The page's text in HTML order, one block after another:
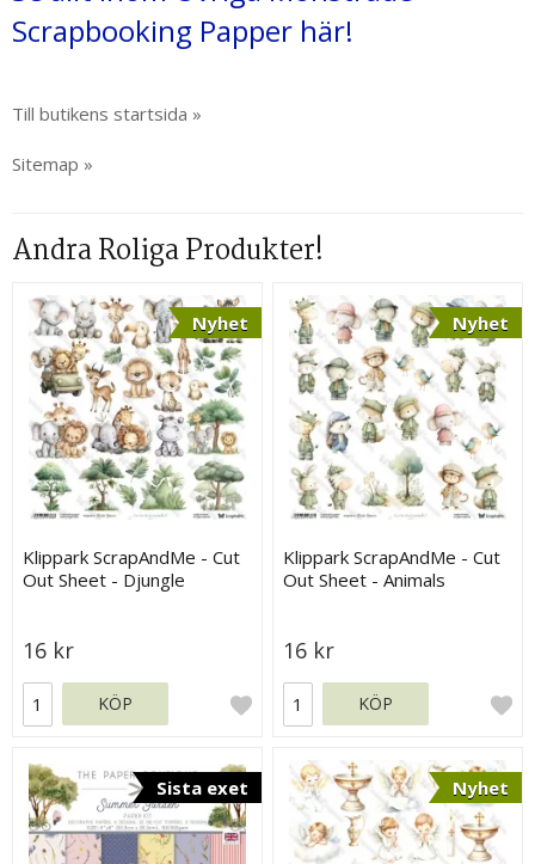
Scrapbooking Papper här!
Till butikens startsida »
Sitemap »
Andra Roliga Produkter!
Nyhet
Klippark ScrapAndMe - Cut
Out Sheet - Djungle
16 kr
KÖP
Nyhet
Klippark ScrapAndMe - Cut
Out Sheet - Animals
16 kr
KÖP
Sista exet Nyhet